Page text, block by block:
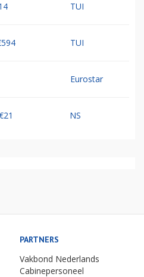
TUI
TUI
Eurostar
NS
PARTNERS
Vakbond Nederlands
Cabinepersoneel